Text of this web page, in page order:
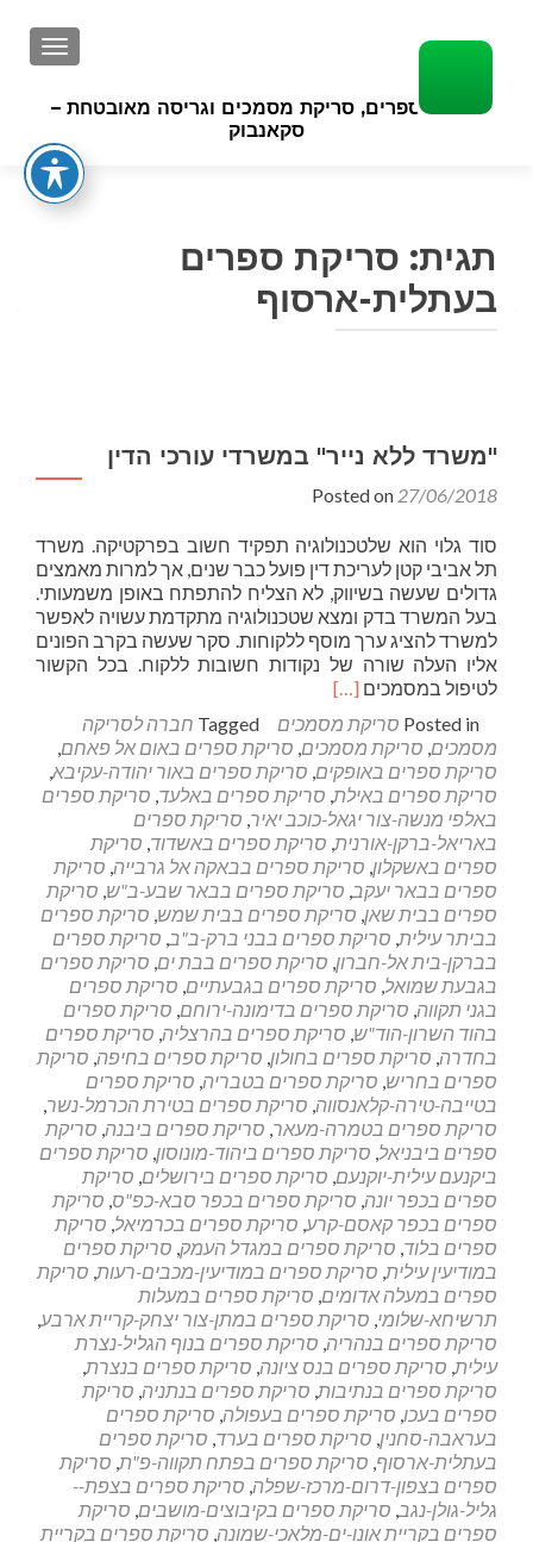
סריקת ספרים, סריקת מסמכים וגריסה מאובטחת –
סקאנבוק
תגית: סריקת ספרים
בעתלית-ארסוף
"משרד ללא נייר" במשרדי עורכי הדין
Posted on 27/06/2018
סוד גלוי הוא שלטכנולוגיה תפקיד חשוב בפרקטיקה. משרד
תל אביבי קטן לעריכת דין פועל כבר שנים, אך למרות מאמצים
גדולים שעשה בשיווק, לא הצליח להתפתח באופן משמעותי.
בעל המשרד בדק ומצא שטכנולוגיה מתקדמת עשויה לאפשר
למשרד להציג ערך מוסף ללקוחות. סקר שעשה בקרב הפונים
אליו העלה שורה של נקודות חשובות ללקוח. בכל הקשור
לטיפול במסמכים Read
about
"משרד
ללא
נייר"
במשרדי
עורכי
הדין
[…]
Posted in סריקת מסמכים Tagged חברה לסריקה
מסמכים, סריקת מסמכים, סריקת ספרים באום אל פאחם,
סריקת ספרים באופקים, סריקת ספרים באור יהודה-עקיבא,
סריקת ספרים באילת, סריקת ספרים באלעד, סריקת ספרים
באלפי מנשה-צור יגאל-כוכב יאיר, סריקת ספרים
באריאל-ברקן-אורנית, סריקת ספרים באשדוד, סריקת
ספרים באשקלון, סריקת ספרים בבאקה אל גרבייה, סריקת
ספרים בבאר יעקב, סריקת ספרים בבאר שבע-ב"ש, סריקת
ספרים בבית שאן, סריקת ספרים בבית שמש, סריקת ספרים
בביתר עילית, סריקת ספרים בבני ברק-ב"ב, סריקת ספרים
בברקן-בית אל-חברון, סריקת ספרים בבת ים, סריקת ספרים
בגבעת שמואל, סריקת ספרים בגבעתיים, סריקת ספרים
בגני תקווה, סריקת ספרים בדימונה-ירוחם, סריקת ספרים
בהוד השרון-הוד"ש, סריקת ספרים בהרצליה, סריקת ספרים
בחדרה, סריקת ספרים בחולון, סריקת ספרים בחיפה, סריקת
ספרים בחריש, סריקת ספרים בטבריה, סריקת ספרים
בטייבה-טירה-קלאנסווה, סריקת ספרים בטירת הכרמל-נשר,
סריקת ספרים בטמרה-מעאר, סריקת ספרים ביבנה, סריקת
ספרים ביבניאל, סריקת ספרים ביהוד-מונוסון, סריקת ספרים
ביקנעם עילית-יוקנעם, סריקת ספרים בירושלים, סריקת
ספרים בכפר יונה, סריקת ספרים בכפר סבא-כפ"ס, סריקת
ספרים בכפר קאסם-קרע, סריקת ספרים בכרמיאל, סריקת
ספרים בלוד, סריקת ספרים במגדל העמק, סריקת ספרים
במודיעין עילית, סריקת ספרים במודיעין-מכבים-רעות, סריקת
ספרים במעלה אדומים, סריקת ספרים במעלות
תרשיחא-שלומי, סריקת ספרים במתן-צור יצחק-קריית ארבע,
סריקת ספרים בנהריה, סריקת ספרים בנוף הגליל-נצרת
עילית, סריקת ספרים בנס ציונה, סריקת ספרים בנצרת,
סריקת ספרים בנתיבות, סריקת ספרים בנתניה, סריקת
ספרים בעכו, סריקת ספרים בעפולה, סריקת ספרים
בעראבה-סחנין, סריקת ספרים בערד, סריקת ספרים
בעתלית-ארסוף, סריקת ספרים בפתח תקווה-פ"ת, סריקת
ספרים בצפון-דרום-מרכז-שפלה, סריקת ספרים בצפת--
גליל-גולן-נגב, סריקת ספרים בקיבוצים-מושבים, סריקת
ספרים בקריית אונו-ים-מלאכי-שמונה, סריקת ספרים בקריית